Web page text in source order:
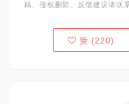
稿、侵权删除、反馈建议请联
赞 (220)